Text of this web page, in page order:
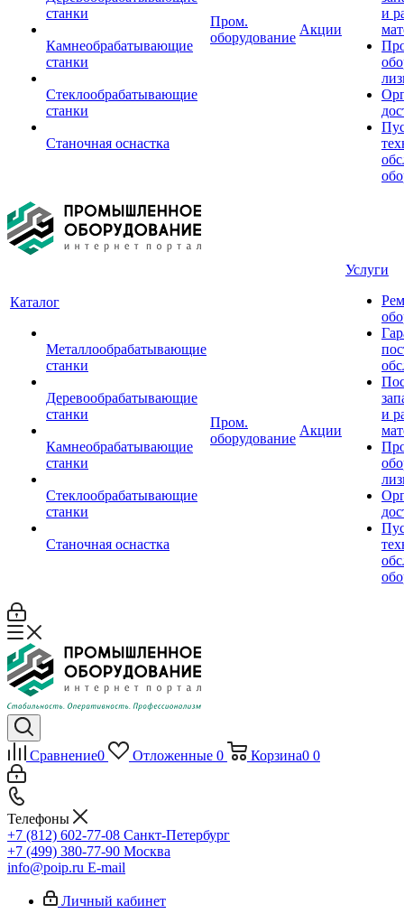
станки
Камнеобрабатывающие
станки
Стеклообрабатывающие
станки
Станочная оснастка
Пром.
оборудование
Акции
и
Каталог
Металлообрабатывающие
станки
Деревообрабатывающие
станки
Камнеобрабатывающие
станки
Стеклообрабатывающие
станки
Станочная оснастка
Пром.
оборудование
Акции
Услуги
и
Сравнение0 Отложенные 0 Корзина0 0
Телефоны
+7 (812) 602-77-08 Санкт-Петербург
+7 (499) 380-77-90 Москва
info@poip.ru E-mail
Личный кабинет